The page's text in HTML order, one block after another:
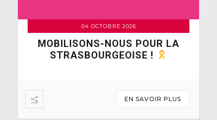
04 OCTOBRE 2026
MOBILISONS-NOUS POUR LA
STRASBOURGEOISE !
EN SAVOIR PLUS